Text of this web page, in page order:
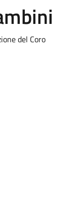
del Coro